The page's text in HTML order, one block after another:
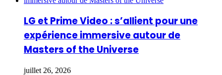
LG et Prime Video : s’allient pour une
expérience immersive autour de
Masters of the Universe
juillet 26, 2026